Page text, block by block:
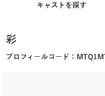
キャストを探す
彩
プロフィールコード：